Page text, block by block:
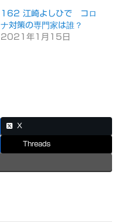
162 江崎よしひで コロ
ナ対策の専門家は誰？
2021年1月15日
X
Threads